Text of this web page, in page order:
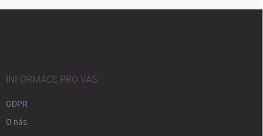
INFORMACE PRO VÁS
GDPR
O nás